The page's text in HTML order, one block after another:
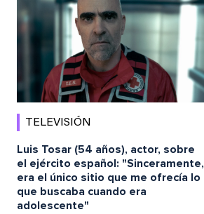
TELEVISIÓN
Luis Tosar (54 años), actor, sobre
el ejército español: "Sinceramente,
era el único sitio que me ofrecía lo
que buscaba cuando era
adolescente"